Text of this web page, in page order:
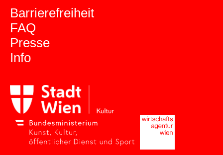
Barrierefreiheit
FAQ
Presse
Info